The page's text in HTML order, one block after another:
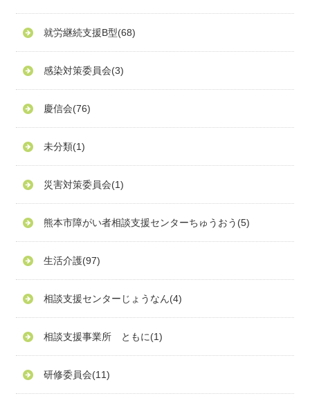
就労継続支援B型(68)
感染対策委員会(3)
慶信会(76)
未分類(1)
災害対策委員会(1)
熊本市障がい者相談支援センターちゅうおう (5)
生活介護(97)
相談支援センターじょうなん(4)
相談支援事業所 ともに(1)
研修委員会(11)